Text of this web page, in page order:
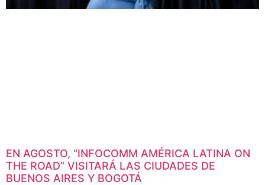
EN AGOSTO, “INFOCOMM AMÉRICA LATINA ON
THE ROAD” VISITARÁ LAS CIUDADES DE
BUENOS AIRES Y BOGOTÁ